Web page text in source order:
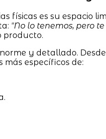
físicas es su espacio
"No lo tenemos, pero
producto.
y detallado.
específicos de: